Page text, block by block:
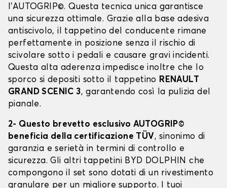
l’AUTOGRIP©. Questa tecnica unica garantisce
una sicurezza ottimale. Grazie alla base adesiva
antiscivolo, il tappetino del conducente rimane
perfettamente in posizione senza il rischio di
scivolare sotto i pedali e causare gravi incidenti.
Questa alta aderenza impedisce inoltre che lo
sporco si depositi sotto il tappetino RENAULT
GRAND SCENIC 3, garantendo così la pulizia del
pianale.
2- Questo brevetto esclusivo AUTOGRIP©
beneficia della certificazione TÜV, sinonimo di
garanzia e serietà in termini di controllo e
sicurezza. Gli altri tappetini BYD DOLPHIN che
compongono il set sono dotati di un rivestimento
granulare per un migliore supporto. I tuoi